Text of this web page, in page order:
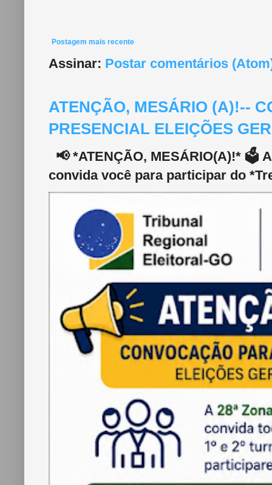
Postagem mais recente
Assinar: Postar comentários
ATENÇÃO, MESÁRIO (A)!--
PRESENCIAL ELEIÇÕES
📢 *ATENÇÃO, MESÁRIO(A)!* 🗳️
convida você para participar do